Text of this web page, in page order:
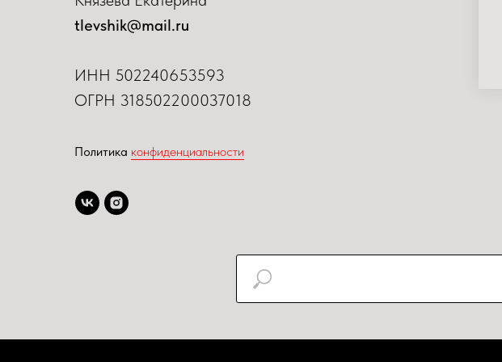
tlevshik@mail.ru
ИНН 502240653593
ОГРН 318502200037018
Политика конфиденциальности